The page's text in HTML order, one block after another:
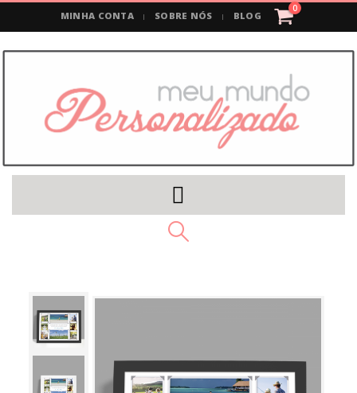
MINHA CONTA SOBRE NÓS BLOG
0